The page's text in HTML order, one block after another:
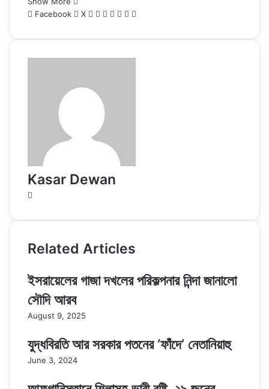
Facebook
X LinkedIn
Pinterest
Reddit
WhatsApp
Telegram
Viber
Email
Kasar Dewan
Related Articles
ইসরায়েলের গাজা দখলের পরিকল্পনার নিন্দা জানালো
সৌদি আরব
August 9, 2025
যুদ্ধবিরতি আর সরকার পতনের ‘ফাঁদে’ নেতানিয়াহু
June 3, 2024